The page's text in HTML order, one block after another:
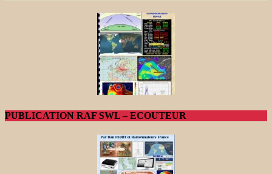
PUBLICATION RAF SWL – ECOUTEUR